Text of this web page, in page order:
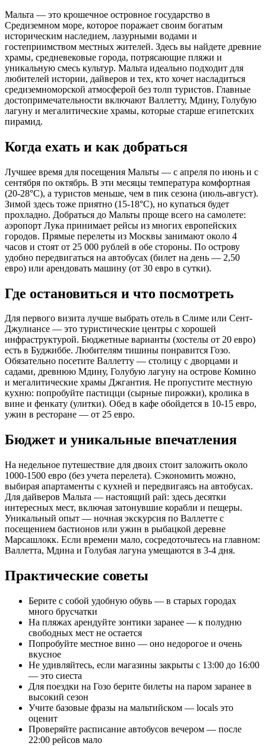
Мальта — это крошечное островное государство в
Средиземном море, которое поражает своим богатым
историческим наследием, лазурными водами и
гостеприимством местных жителей. Здесь вы найдете древние
храмы, средневековые города, потрясающие пляжи и
уникальную смесь культур. Мальта идеально подходит для
любителей истории, дайверов и тех, кто хочет насладиться
средиземноморской атмосферой без толп туристов. Главные
достопримечательности включают Валлетту, Мдину, Голубую
лагуну и мегалитические храмы, которые старше египетских
пирамид.
Когда ехать и как добраться
Лучшее время для посещения Мальты — с апреля по июнь и с
сентября по октябрь. В эти месяцы температура комфортная
(20-28°C), а туристов меньше, чем в пик сезона (июль-август).
Зимой здесь тоже приятно (15-18°C), но купаться будет
прохладно. Добраться до Мальты проще всего на самолете:
аэропорт Лука принимает рейсы из многих европейских
городов. Прямые перелеты из Москвы занимают около 4
часов и стоят от 25 000 рублей в обе стороны. По острову
удобно передвигаться на автобусах (билет на день — 2,50
евро) или арендовать машину (от 30 евро в сутки).
Где остановиться и что посмотреть
Для первого визита лучше выбрать отель в Слиме или Сент-
Джулиансе — это туристические центры с хорошей
инфраструктурой. Бюджетные варианты (хостелы от 20 евро)
есть в Буджиббе. Любителям тишины понравится Гозо.
Обязательно посетите Валлетту — столицу с дворцами и
садами, древнюю Мдину, Голубую лагуну на острове Комино
и мегалитические храмы Джгантия. Не пропустите местную
кухню: попробуйте пастицци (сырные пирожки), кролика в
вине и фенкату (улитки). Обед в кафе обойдется в 10-15 евро,
ужин в ресторане — от 25 евро.
Бюджет и уникальные впечатления
На недельное путешествие для двоих стоит заложить около
1000-1500 евро (без учета перелета). Сэкономить можно,
выбирая апартаменты с кухней и передвигаясь на автобусах.
Для дайверов Мальта — настоящий рай: здесь десятки
интересных мест, включая затонувшие корабли и пещеры.
Уникальный опыт — ночная экскурсия по Валлетте с
посещением бастионов или ужин в рыбацкой деревне
Марсашлокк. Если времени мало, сосредоточьтесь на главном:
Валлетта, Мдина и Голубая лагуна умещаются в 3-4 дня.
Практические советы
Берите с собой удобную обувь — в старых городах
много брусчатки
На пляжах арендуйте зонтики заранее — к полудню
свободных мест не остается
Попробуйте местное вино — оно недорогое и очень
вкусное
Не удивляйтесь, если магазины закрыты с 13:00 до 16:00
— это сиеста
Для поездки на Гозо берите билеты на паром заранее в
высокий сезон
Учите базовые фразы на мальтийском — locals это
оценит
Проверяйте расписание автобусов вечером — после
22:00 рейсов мало